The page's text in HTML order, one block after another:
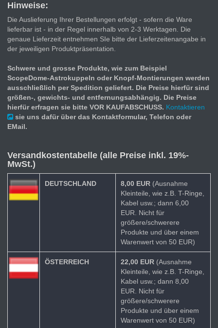
Hinweise:
Die Auslieferung Ihrer Bestellungen erfolgt - sofern die Ware
lieferbar ist - in der Regel innerhalb von 2-3 Werktagen. Die
genaue Lieferzeit entnehmen SIe bitte der Lieferzeitenangabe in
der jeweiligen Produktpräsentation.
Schwere und grosse Produkte, wie zum Beispiel
ScopeDome-Astrokuppeln oder Knopf-Montierungen werden
ausschließlich per Spedition geliefert. Die Preise hierfür sind
größen-, gewichts- und entfernungsabhängig. Die Preise
hierfür erfragen sie bitte VOR KAUFABSCHUSS. Kontaktieren
sie uns dafür über das Kontaktformular, Telefon oder
EMail.
Versandkostentabelle (alle Preise inkl. 19%-
MwSt.)
DEUTSCHLAND 8,00 EUR (Ausnahme
Kleinteile, wie z.B. T-Ringe,
Kabel usw.; dann 6,00
EUR. Nicht für
größere/schwerere
Produkte und über einem
Warenwert von 50 EUR)
ÖSTERREICH 22,00 EUR (Ausnahme
Kleinteile, wie z.B. T-Ringe,
Kabel usw.; dann 8,00
EUR. Nicht für
größere/schwerere
Produkte und über einem
Warenwert von 50 EUR)